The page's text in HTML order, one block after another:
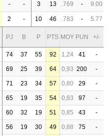
- - 3 13 .769 - 9.00
2 - 10 46 .783 - 5.77
PJ B P PTS MOY PUN +/-
74 37 55 92 1,24 41 -
69 25 39 64 0,93 200 -
71 23 34 57 0,80 29 -
65 19 35 54 0,83 97 -
60 32 19 51 0,85 43 -
56 19 30 49 0,88 75 -